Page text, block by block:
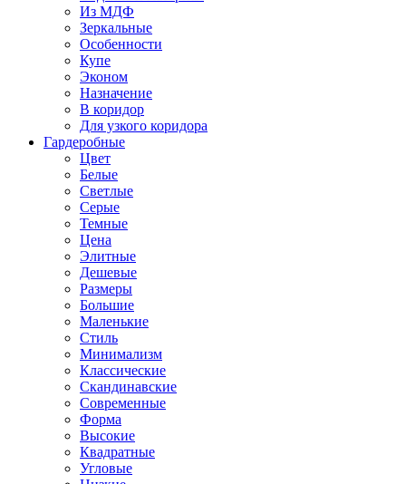
Из МДФ
Зеркальные
Особенности
Купе
Эконом
Назначение
В коридор
Для узкого коридора
Гардеробные
Цвет
Белые
Светлые
Серые
Темные
Цена
Элитные
Дешевые
Размеры
Большие
Маленькие
Стиль
Минимализм
Классические
Скандинавские
Современные
Форма
Высокие
Квадратные
Угловые